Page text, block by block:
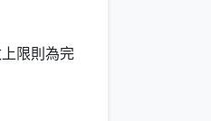
限則為完